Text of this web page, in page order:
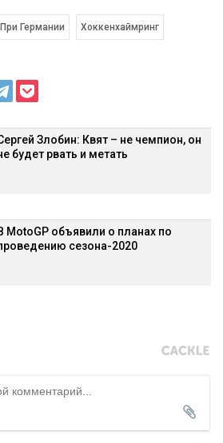
Германии Хоккенхаймринг
Злобин: Квят – не чемпион, он
будет рвать и метать
MotoGP объявили о планах по
сезона-2020